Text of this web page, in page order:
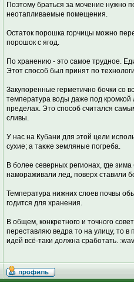
Поэтому браться за мочение нужно
неотапливаемые помещения.
Остаток порошка горчицы можно
порошок с ягод.
По хранению - это самое трудное.
Этот способ был принят по
Закупоренные герметично бочки со
температура воды даже под
пределах. Это способ считался
сливы.
У нас на Кубани для этой цели
сухие; а также земляные погреба.
В более северных регионах, где
намораживали лед, поверх ставили
Температура нижних слоев почвы
годится для хранения.
В общем, конкретного и точного
переставляю ведра то на улицу, то
идей всё-таки должна сработать.